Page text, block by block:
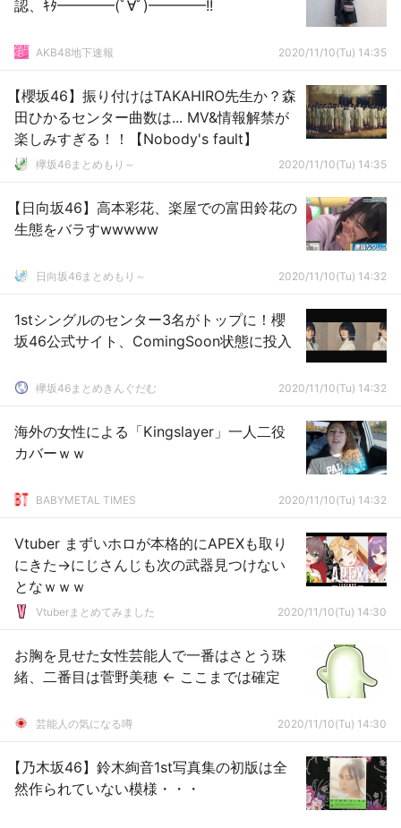
認、ｷﾀ━━━━(ﾟ∀ﾟ)━━━━!!
AKB48地下速報 2020/11/10(Tu) 14:35
【櫻坂46】振り付けはTAKAHIRO先生か？森
田ひかるセンター曲数は... MV&情報解禁が
楽しみすぎる！！【Nobody's fault】
欅坂46まとめもり～ 2020/11/10(Tu) 14:35
【日向坂46】高本彩花、楽屋での富田鈴花の
生態をバラすwwwww
日向坂46まとめもり～ 2020/11/10(Tu) 14:32
1stシングルのセンター3名がトップに！櫻
坂46公式サイト、ComingSoon状態に投入
欅坂46まとめきんぐだむ 2020/11/10(Tu) 14:32
海外の女性による「Kingslayer」一人二役
カバーｗｗ
BABYMETAL TIMES 2020/11/10(Tu) 14:32
Vtuber まずいホロが本格的にAPEXも取り
にきた→にじさんじも次の武器見つけない
となｗｗｗ
Vtuberまとめてみました 2020/11/10(Tu) 14:30
お胸を見せた女性芸能人で一番はさとう珠
緒、二番目は菅野美穂 ← ここまでは確定
芸能人の気になる噂 2020/11/10(Tu) 14:30
【乃木坂46】鈴木絢音1st写真集の初版は全
然作られていない模様・・・